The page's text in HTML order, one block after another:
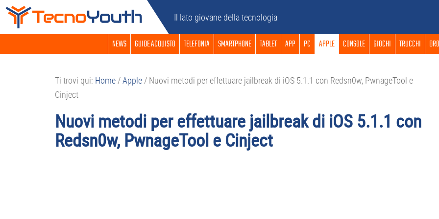
Passa
navigazione
Passa
contenuto
Passa
barra
Passa
piè
Il lato giovane della tecnologia
NEWS GUIDE ACQUISTO TELEFONIA SMARTPHONE TABLET APP PC APPLE CONSOLE GIOCHI TRUCCHI
Ti trovi qui: Home/Apple/ Nuovi metodi per effettuare jailbreak di iOS 5.1.1 con Redsn0w, PwnageTool e
Cinject
Nuovi metodi per effettuare jailbreak di iOS 5.1.1 con
Redsn0w, PwnageTool e Cinject